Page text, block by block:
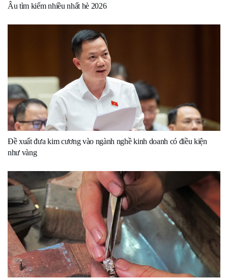
Âu tìm kiếm nhiều nhất hè 2026
Đề xuất đưa kim cương vào ngành nghề kinh doanh có điều kiện
như vàng